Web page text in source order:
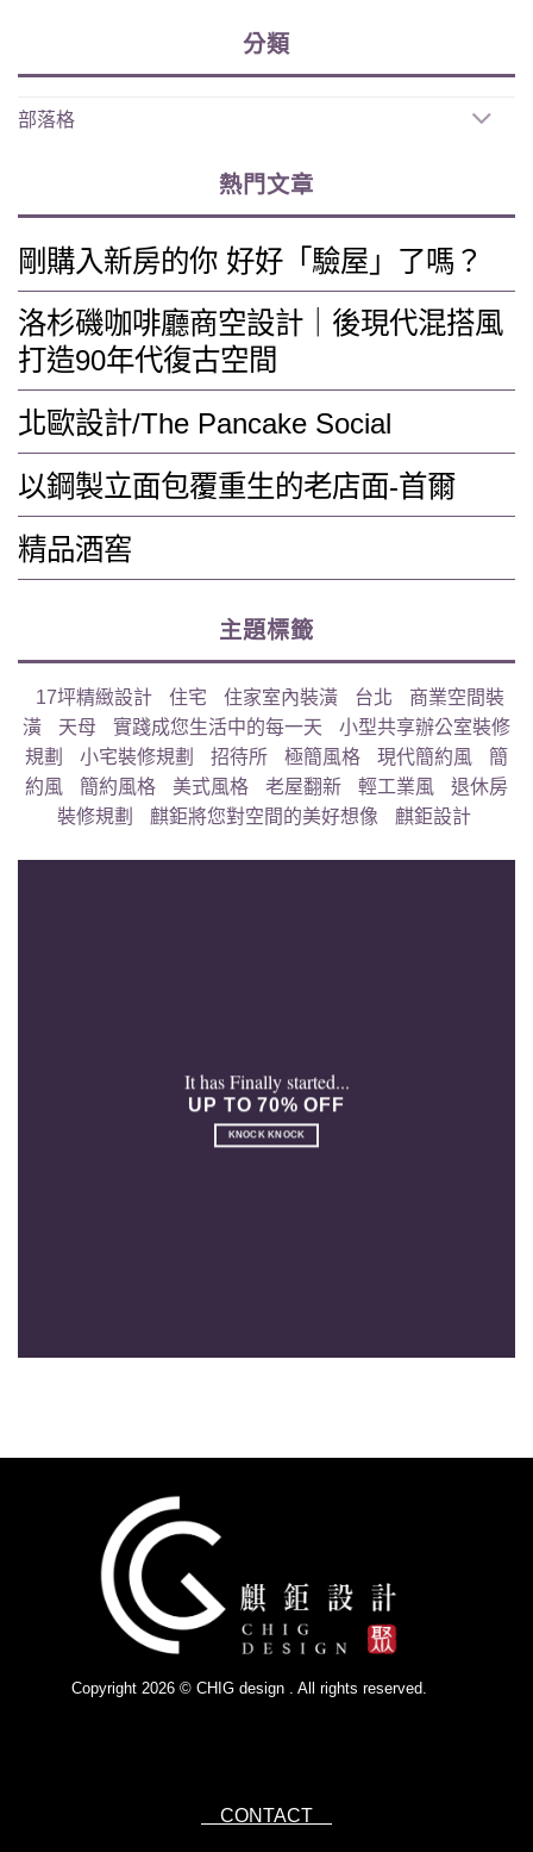
分類
部落格
熱門文章
剛購入新房的你 好好「驗屋」了嗎？
洛杉磯咖啡廳商空設計｜後現代混搭風
打造90年代復古空間
北歐設計/The Pancake Social
以鋼製立面包覆重生的老店面-首爾
精品酒窖
主題標籤
17坪精緻設計 住宅 住家室內裝潢 台北
商業空間裝
潢
天母 實踐成您生活中的每一天
小型共享辦公室裝修
規劃
小宅裝修規劃 招待所 極簡風格 現代簡約風
簡
約風
簡約風格 美式風格 老屋翻新 輕工業風
退休房
裝修規劃
麒鉅將您對空間的美好想像 麒鉅設計
It has Finally started...
UP TO 70% OFF
KNOCK KNOCK
Copyright 2026 © CHIG design . All rights reserved.
CONTACT